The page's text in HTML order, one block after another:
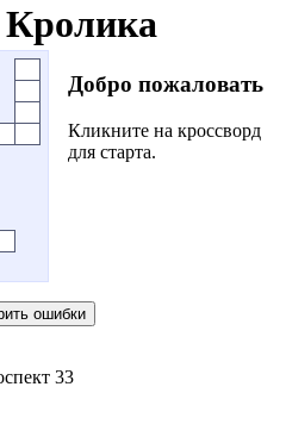
Добро пожаловать
Кликните на кроссворд
для старта.
ошибки
33